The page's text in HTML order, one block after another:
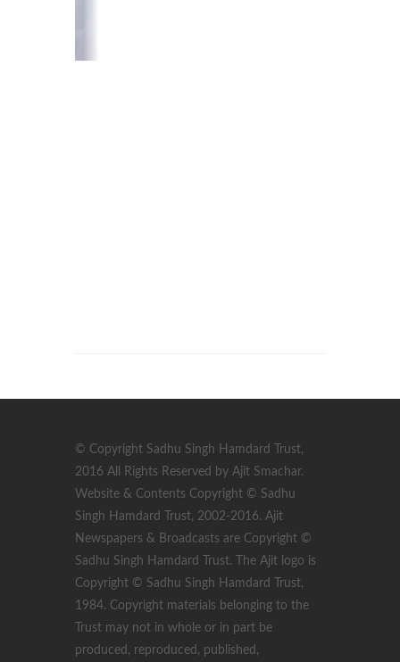
© Copyright Sadhu Singh Hamdard Trust,
2016 All Rights Reserved by Ajit Smachar.
Website & Contents Copyright © Sadhu
Singh Hamdard Trust, 2002-2016. Ajit
Newspapers & Broadcasts are Copyright ©
Sadhu Singh Hamdard Trust. The Ajit logo is
Copyright © Sadhu Singh Hamdard Trust,
1984. Copyright materials belonging to the
Trust may not in whole or in part be
produced, reproduced, published,